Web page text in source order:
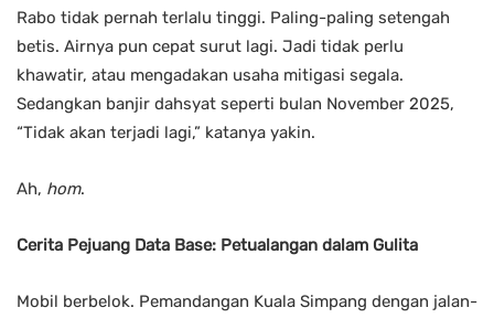
Rabo tidak pernah terlalu tinggi. Paling-paling setengah
betis. Airnya pun cepat surut lagi. Jadi tidak perlu
khawatir, atau mengadakan usaha mitigasi segala.
Sedangkan banjir dahsyat seperti bulan November 2025,
“Tidak akan terjadi lagi,” katanya yakin.
Ah, hom.
Cerita Pejuang Data Base: Petualangan dalam Gulita
Mobil berbelok. Pemandangan Kuala Simpang dengan jalan-